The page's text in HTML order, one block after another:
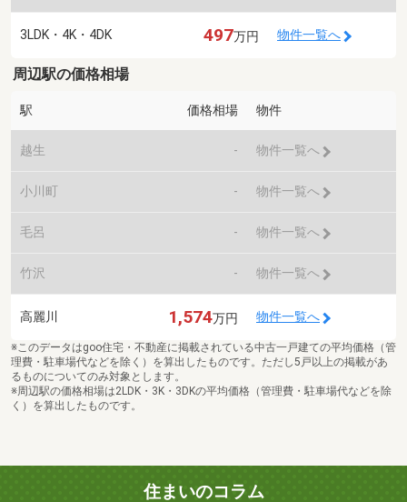
3LDK・4K・4DK 497万円 物件一覧へ
周辺駅の価格相場
駅 価格相場 物件
越生 - 物件一覧へ
小川町 - 物件一覧へ
毛呂 - 物件一覧へ
竹沢 - 物件一覧へ
高麗川 1,574万円 物件一覧へ
※このデータはgoo住宅・不動産に掲載されている中古一戸建ての平均価格（管
理費・駐車場代などを除く）を算出したものです。ただし5戸以上の掲載があ
るものについてのみ対象とします。
※周辺駅の価格相場は2LDK・3K・3DKの平均価格（管理費・駐車場代などを除
く）を算出したものです。
住まいのコラム